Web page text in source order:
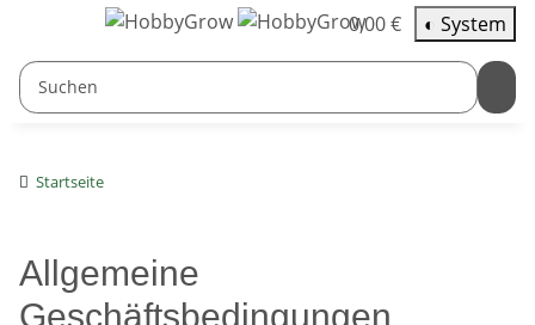
0,00 €
◐ System
Startseite
Allgemeine
Geschäftsbedingungen